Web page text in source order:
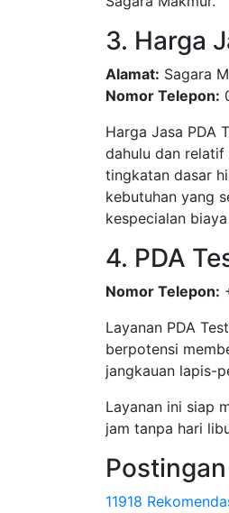
3. Harga
Alamat: Sagara
Nomor Telepon:
Harga Jasa PDA
dahulu dan
tingkatan dasar
kebutuhan yang
kespecialan
4. PDA
Nomor Telepon:
Layanan PDA
berpotensi
jangkauan lapis-
Layanan ini siap
jam tanpa hari
11918